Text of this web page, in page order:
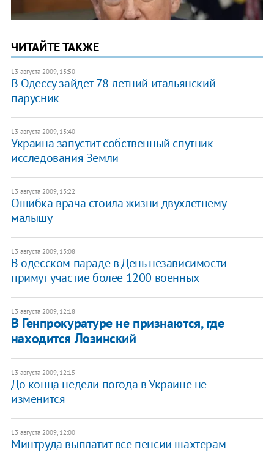
ЧИТАЙТЕ ТАКЖЕ
13 августа 2009, 13:50
В Одессу зайдет 78-летний итальянский
парусник
13 августа 2009, 13:40
Украина запустит собственный спутник
исследования Земли
13 августа 2009, 13:22
Ошибка врача стоила жизни двухлетнему
малышу
13 августа 2009, 13:08
В одесском параде в День независимости
примут участие более 1200 военных
13 августа 2009, 12:18
В Генпрокуратуре не признаются, где
находится Лозинский
13 августа 2009, 12:15
До конца недели погода в Украине не
изменится
13 августа 2009, 12:00
Минтруда выплатит все пенсии шахтерам